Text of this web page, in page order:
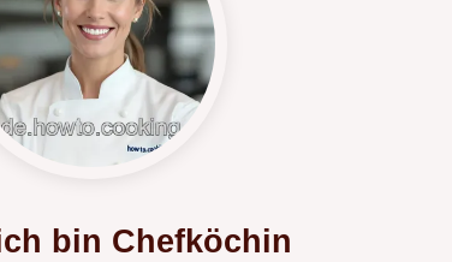
bin Chefköchin